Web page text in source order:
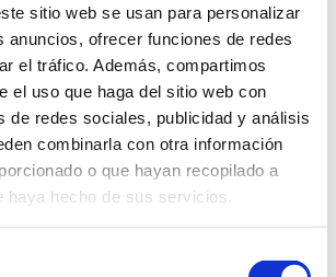
sitio web se usan para personalizar
anuncios, ofrecer funciones de redes
el tráfico. Además, compartimos
el uso que haga del sitio web con
de redes sociales, publicidad y análisis
combinarla con otra información
o que hayan recopilado a
haya hecho de sus servicios.